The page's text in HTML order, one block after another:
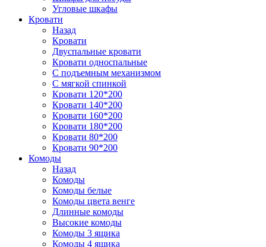
Угловые шкафы
Кровати
Назад
Кровати
Двуспальные кровати
Кровати односпальные
С подъемным механизмом
С мягкой спинкой
Кровати 120*200
Кровати 140*200
Кровати 160*200
Кровати 180*200
Кровати 80*200
Кровати 90*200
Комоды
Назад
Комоды
Комоды белые
Комоды цвета венге
Длинные комоды
Высокие комоды
Комоды 3 ящика
Комоды 4 ящика